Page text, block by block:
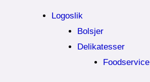
Logoslik
Bolsjer
Delikatesser
Foodservice